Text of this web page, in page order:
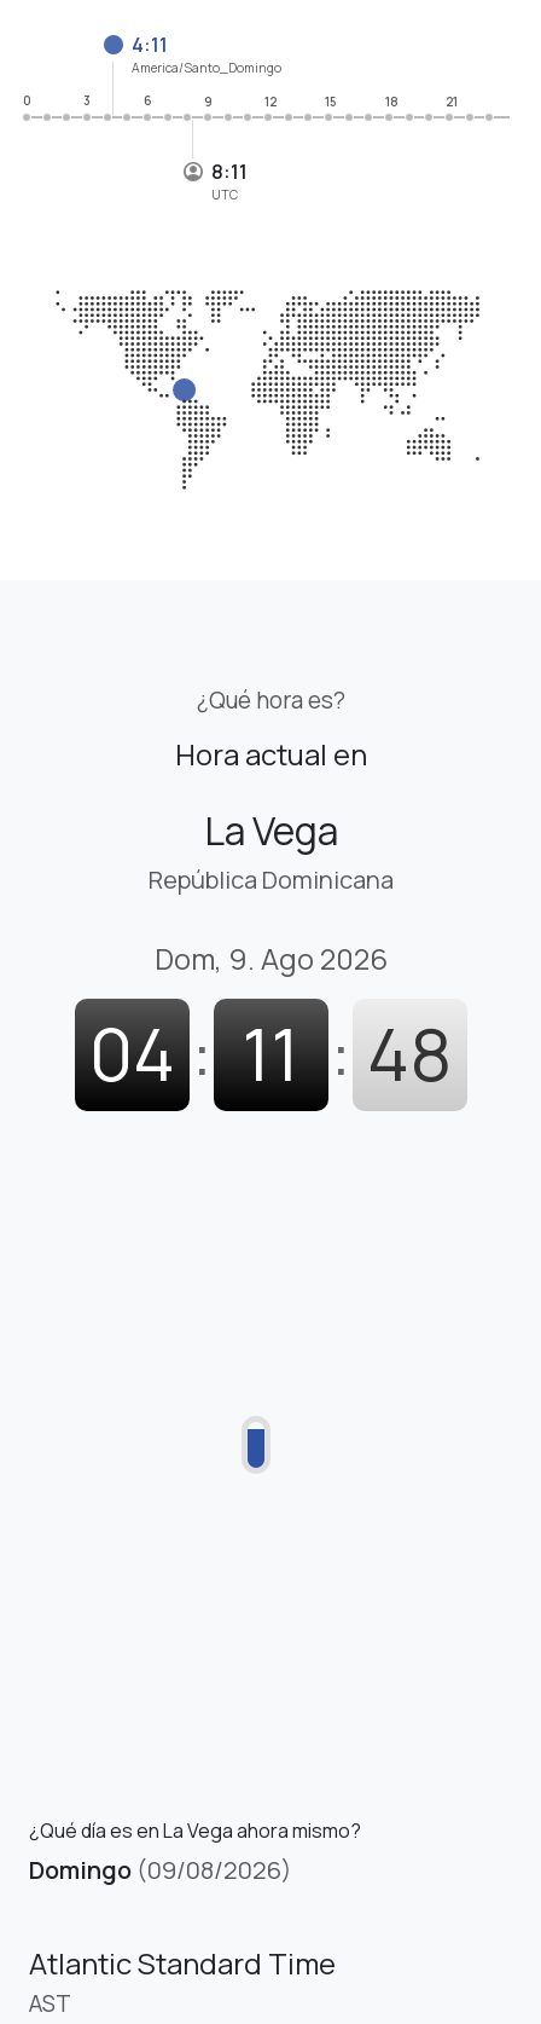
8:11
UTC
4:11
America/Santo_Domingo
0
3 6 9 12 15 18 21
¿Qué hora es?
Hora actual en
La Vega
República Dominicana
Dom, 9. Ago 2026
04 : 11 : 49
¿Qué día es en La Vega ahora mismo?
Domingo (09/08/2026)
Atlantic Standard Time
AST